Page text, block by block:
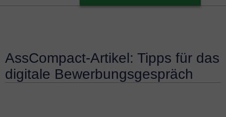
AssCompact-Artikel: Tipps für das
digitale Bewerbungsgespräch